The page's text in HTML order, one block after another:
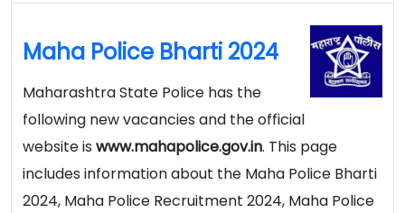
Maha Police Bharti 2024
Maharashtra State Police has the
following new vacancies and the official
website is www.mahapolice.gov.in. This page
includes information about the Maha Police Bharti
2024, Maha Police Recruitment 2024, Maha Police